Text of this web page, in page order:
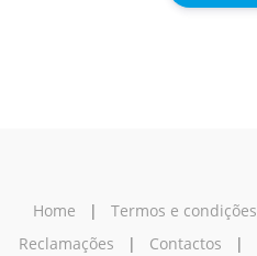
Home | Termos e condições
Reclamações | Contactos |